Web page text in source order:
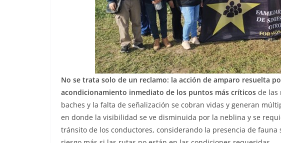
No se trata solo de un reclamo: la acción de amparo resuelta
acondicionamiento inmediato de los puntos más críticos de las
baches y la falta de señalización se cobran vidas y generan
en donde la visibilidad se ve disminuida por la neblina y se
tránsito de los conductores, considerando la presencia de